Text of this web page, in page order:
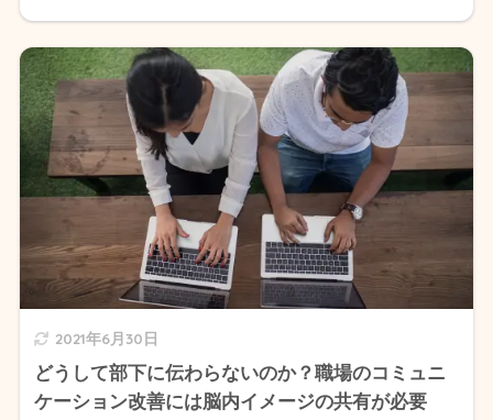
2021年6月30日
どうして部下に伝わらないのか？職場のコミュニ
ケーション改善には脳内イメージの共有が必要